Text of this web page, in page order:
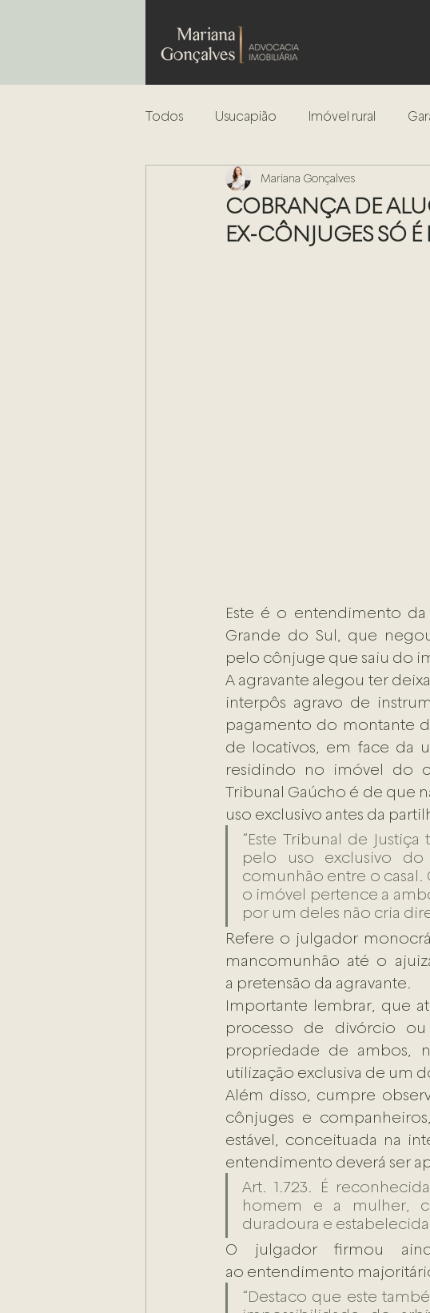
Todos Usucapião Imóvel rural
Análise de risco
Incorporação Imobiliária Compra e
COBRANÇA DE
EX-CÔNJUGES SÓ
Mariana Gonçalves
Este é o entendimento da
Grande do Sul, que
pelo cônjuge que saiu do
A agravante alegou ter
interpôs agravo de
pagamento do montante
de locativos, em face da
residindo no imóvel do
Tribunal Gaúcho é de que
uso exclusivo antes da
“Este Tribunal de
pelo uso exclusivo
comunhão entre o casal.
o imóvel pertence a
por um deles não cria
Refere o julgador
mancomunhão até o
a pretensão da agravante.
Importante lembrar, que
processo de divórcio
propriedade de ambos,
utilização exclusiva de um
Além disso, cumpre
cônjuges e
estável, conceituada na
entendimento deverá ser
Art. 1.723. É
homem e a mulher,
duradoura e
O julgador firmou
ao entendimento
“Destaco que este